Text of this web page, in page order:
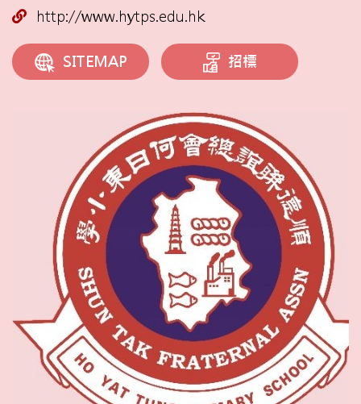
http://www.hytps.edu.hk
SITEMAP 招標